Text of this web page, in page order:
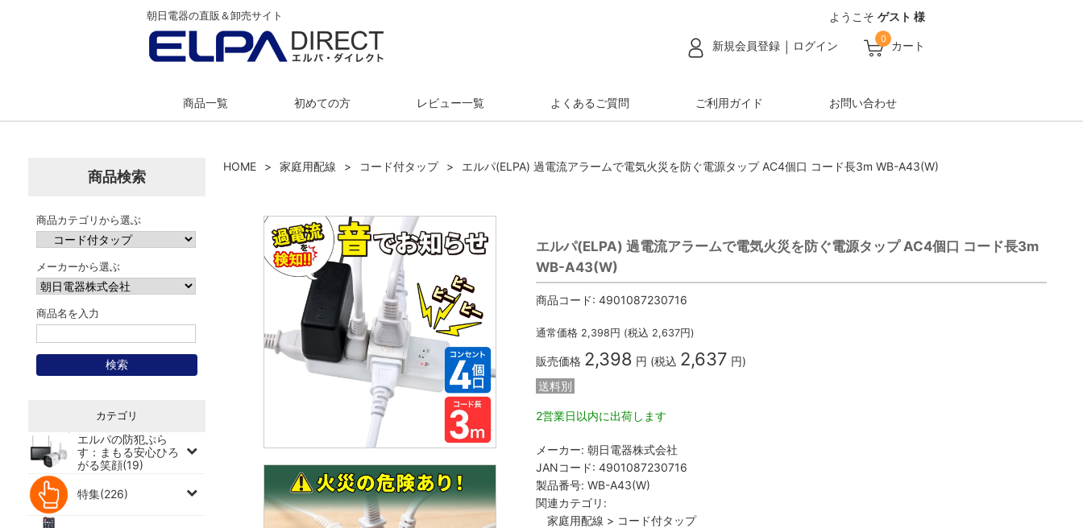
朝日電器の直販＆卸売サイト ようこそ ゲスト 様
新規会員登録 ログイン カート
0
商品一覧 初めての方 レビュー一覧 よくあるご質問 ご利用ガイド お問い合わせ
商品検索
商品カテゴリから選ぶ
メーカーから選ぶ
商品名を入力
カテゴリ
エルパの防犯ぷら
す：まもる安心ひろ
がる笑顔(19)
特集(226)
HOME 家庭用配線 コード付タップ エルパ(ELPA) 過電流アラームで電気火災を防ぐ電源タップ AC4個口 コード長3m WB-A43(W)
エルパ(ELPA) 過電流アラームで電気火災を防ぐ電源タップ AC4個口 コード長3m
WB-A43(W)
商品コード: 4901087230716
通常価格 2,398 円 (税込 2,637円)
販売価格 2,398 円 (税込 2,637 円)
送料別
2営業日以内に出荷します
メーカー: 朝日電器株式会社
JANコード: 4901087230716
製品番号: WB-A43(W)
関連カテゴリ:
家庭用配線 > コード付タップ